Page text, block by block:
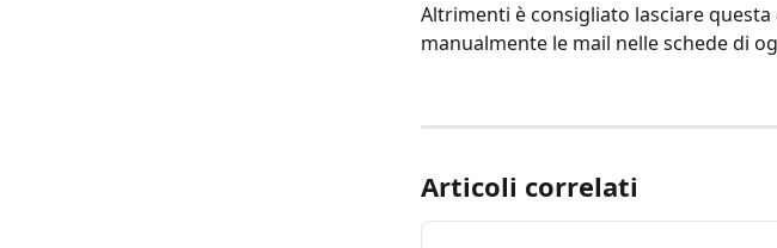
Altrimenti è consigliato lasciare
manualmente le mail nelle schede di
Articoli correlati